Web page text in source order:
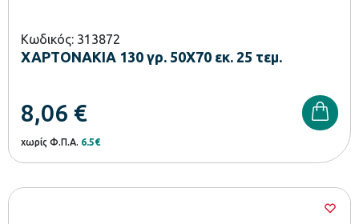
Κωδικός: 313872
ΧΑΡΤΟΝΑΚΙΑ 130 γρ. 50Χ70 εκ. 25 τεμ.
8,06 €
χωρίς Φ.Π.Α. 6.5€